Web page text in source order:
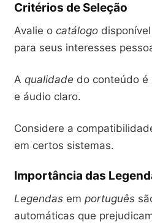
Critérios de Seleção
Avalie o catálogo
para seus interesses
A qualidade do conteúdo é
e áudio claro.
Considere a
em certos sistemas.
Importância das
Legendas em português
automáticas que